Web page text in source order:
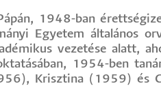
1948-ban
Egyetem általános
vezetése alatt,
1954-ben
Krisztina (1959) és